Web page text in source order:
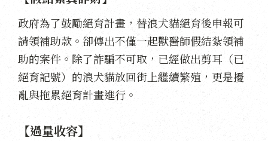
政府為了鼓勵絕育計畫，替浪犬貓絕育後申報可
請領補助款。卻傳出不僅一起獸醫師假結紮領補
助的案件。除了詐騙不可取，已經做出剪耳（已
絕育記號）的浪犬貓放回街上繼續繁殖，更是擾
亂與拖累絕育計畫進行。
【過量收容】